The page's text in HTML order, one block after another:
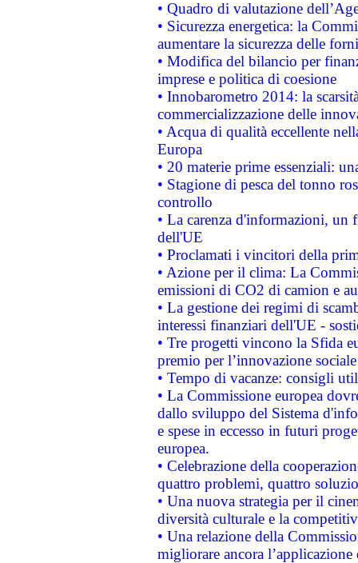
• Quadro di valutazione
• Sicurezza energetica: la
aumentare la sicurezza delle
• Modifica del bilancio per
imprese e politica di coesione
• Innobarometro 2014: la
commercializzazione delle
• Acqua di qualità eccellente
Europa
• 20 materie prime essenziali:
• Stagione di pesca del tonno
controllo
• La carenza d'informazioni, un
dell'UE
• Proclamati i vincitori della
• Azione per il clima: La
emissioni di CO2 di camion e
• La gestione dei regimi di
interessi finanziari dell'UE -
• Tre progetti vincono la Sfida
premio per l’innovazione sociale
• Tempo di vacanze: consigli
• La Commissione europea
dallo sviluppo del Sistema
e spese in eccesso in futuri
europea.
• Celebrazione della
quattro problemi, quattro
• Una nuova strategia per il
diversità culturale e la
• Una relazione della
migliorare ancora